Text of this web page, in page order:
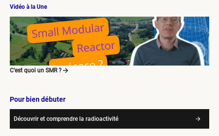
Vidéo à la Une
C’est quoi un SMR ?
Pour bien débuter
Découvrir et comprendre la radioactivité